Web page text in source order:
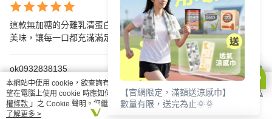
這款無加糖的分離乳清蛋白飲，搭配芝麻與紫米，口感香濃，健康
美味，讓每一口都充滿滿足感！
ok0932838135 2025/11/23
這款芝麻紫米乳清蛋白飲口感順滑，無加糖的設計讓我可以安心享
用，搭配運動後的補給，真的很棒！
本網站中使用 cookie，欲查詢有關本網站使用 cookie 方式之詳情，及若您不希
望在電腦上使用 cookie 時應如何變更電腦的 cookie 設定，請參閱本網站「
隱私
權條款 」之 Cookie 聲明。您繼續使用本網站即表示您同意本公司得按本網站使
用條款之 Cookie 聲明使用 cookie。
了解更多 >
【官網限定，滿額送涼感巾】
數量有限，送完為止🌞🌞